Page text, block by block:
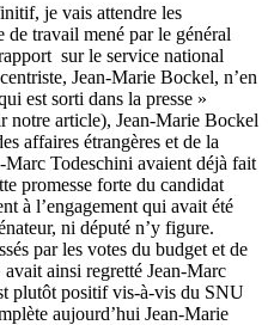
je vais attendre les
de travail mené par le général
sur le service national
Jean-Marie Bockel, n’en
est sorti dans la presse »
notre article), Jean-Marie Bockel
affaires étrangères et de la
Marc Todeschini avaient déjà fait
promesse forte du candidat
à l’engagement qui avait été
ni député n’y figure.
par les votes du budget et de
ainsi regretté Jean-Marc
plutôt positif vis-à-vis du SNU
aujourd’hui Jean-Marie